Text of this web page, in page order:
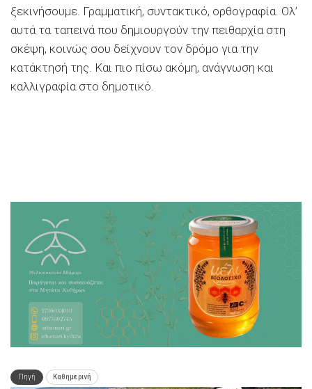
ξεκινήσουμε. Γραμματική, συντακτικό, ορθογραφία. Ολ’
αυτά τα ταπεινά που δημιουργούν την πειθαρχία στη
σκέψη, κοινώς σου δείχνουν τον δρόμο για την
κατάκτησή της. Και πιο πίσω ακόμη, ανάγνωση και
καλλιγραφία στο δημοτικό.
Πηγή Καθημερινή